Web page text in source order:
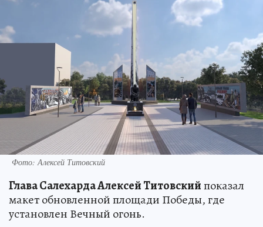
Фото: Алексей Титовский
Глава Салехарда Алексей Титовскийпоказал
макет обновленной площади Победы, где
установлен Вечный огонь.